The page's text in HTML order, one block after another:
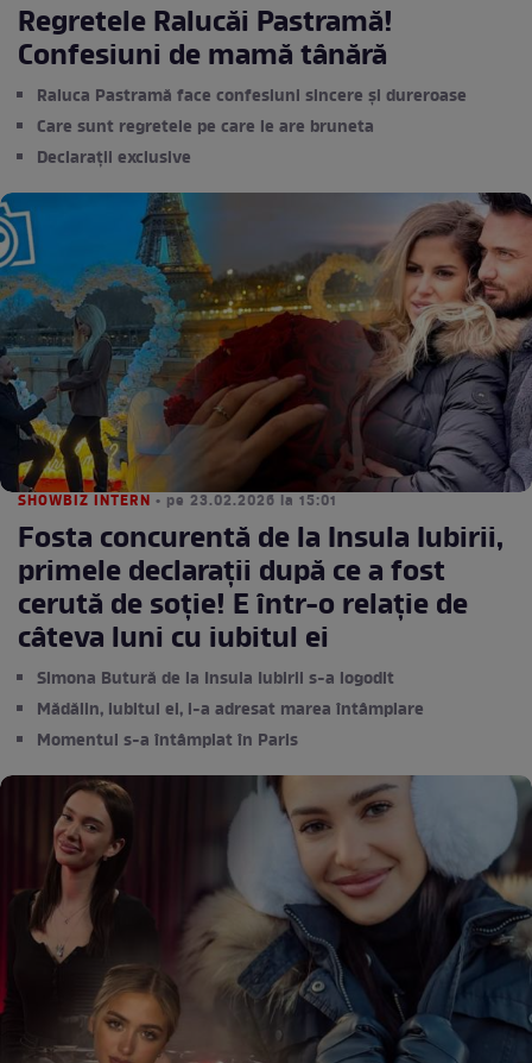
Regretele Ralucăi Pastramă!
Confesiuni de mamă tânără
Raluca Pastramă face confesiuni sincere și dureroase
Care sunt regretele pe care le are bruneta
Declarații exclusive
SHOWBIZ INTERN • pe 23.02.2026 la 15:01
Fosta concurentă de la Insula Iubirii,
primele declarații după ce a fost
cerută de soție! E într-o relație de
câteva luni cu iubitul ei
Simona Butură de la Insula Iubirii s-a logodit
Mădălin, iubitul ei, i-a adresat marea întâmplare
Momentul s-a întâmplat în Paris